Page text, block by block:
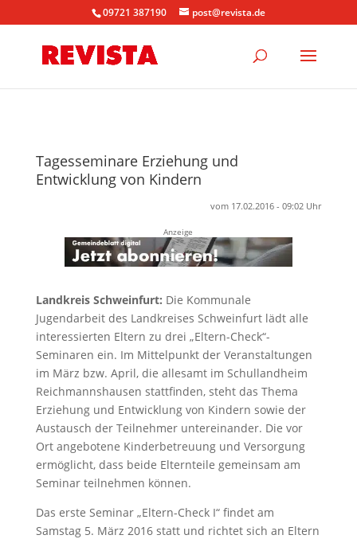
09721 387190 post@revista.de
Tagesseminare Erziehung und
Entwicklung von Kindern
vom 17.02.2016 - 09:02 Uhr
Anzeige
Landkreis Schweinfurt: Die Kommunale
Jugendarbeit des Landkreises Schweinfurt lädt alle
interessierten Eltern zu drei „Eltern-Check“-
Seminaren ein. Im Mittelpunkt der Veranstaltungen
im März bzw. April, die allesamt im Schullandheim
Reichmannshausen stattfinden, steht das Thema
Erziehung und Entwicklung von Kindern sowie der
Austausch der Teilnehmer untereinander. Die vor
Ort angebotene Kinderbetreuung und Versorgung
ermöglicht, dass beide Elternteile gemeinsam am
Seminar teilnehmen können.
Das erste Seminar „Eltern-Check I“ findet am
Samstag 5. März 2016 statt und richtet sich an Eltern